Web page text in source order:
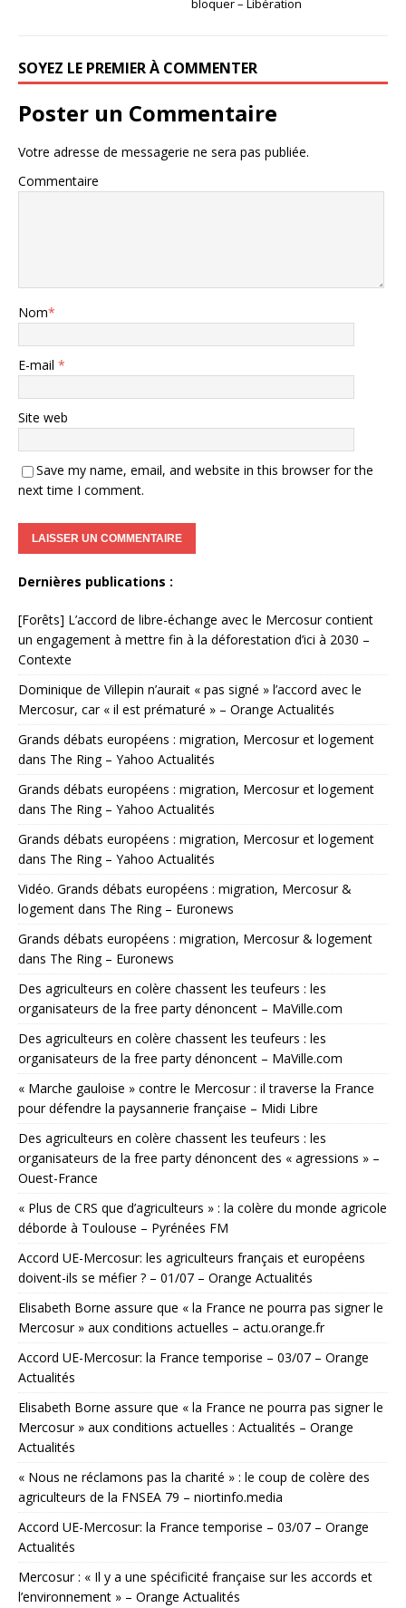
bloquer – Libération
SOYEZ LE PREMIER À COMMENTER
Poster un Commentaire
Votre adresse de messagerie ne sera pas publiée.
Commentaire
Nom*
E-mail *
Site web
Save my name, email, and website in this browser for the
next time I comment.
Dernières publications :
[Forêts] L’accord de libre-échange avec le Mercosur contient
un engagement à mettre fin à la déforestation d’ici à 2030 –
Contexte
Dominique de Villepin n’aurait « pas signé » l’accord avec le
Mercosur, car « il est prématuré » – Orange Actualités
Grands débats européens : migration, Mercosur et logement
dans The Ring – Yahoo Actualités
Grands débats européens : migration, Mercosur et logement
dans The Ring – Yahoo Actualités
Grands débats européens : migration, Mercosur et logement
dans The Ring – Yahoo Actualités
Vidéo. Grands débats européens : migration, Mercosur &
logement dans The Ring – Euronews
Grands débats européens : migration, Mercosur & logement
dans The Ring – Euronews
Des agriculteurs en colère chassent les teufeurs : les
organisateurs de la free party dénoncent – MaVille.com
Des agriculteurs en colère chassent les teufeurs : les
organisateurs de la free party dénoncent – MaVille.com
« Marche gauloise » contre le Mercosur : il traverse la France
pour défendre la paysannerie française – Midi Libre
Des agriculteurs en colère chassent les teufeurs : les
organisateurs de la free party dénoncent des « agressions » –
Ouest-France
« Plus de CRS que d’agriculteurs » : la colère du monde agricole
déborde à Toulouse – Pyrénées FM
Accord UE-Mercosur: les agriculteurs français et européens
doivent-ils se méfier ? – 01/07 – Orange Actualités
Elisabeth Borne assure que « la France ne pourra pas signer le
Mercosur » aux conditions actuelles – actu.orange.fr
Accord UE-Mercosur: la France temporise – 03/07 – Orange
Actualités
Elisabeth Borne assure que « la France ne pourra pas signer le
Mercosur » aux conditions actuelles : Actualités – Orange
Actualités
« Nous ne réclamons pas la charité » : le coup de colère des
agriculteurs de la FNSEA 79 – niortinfo.media
Accord UE-Mercosur: la France temporise – 03/07 – Orange
Actualités
Mercosur : « Il y a une spécificité française sur les accords et
l’environnement » – Orange Actualités